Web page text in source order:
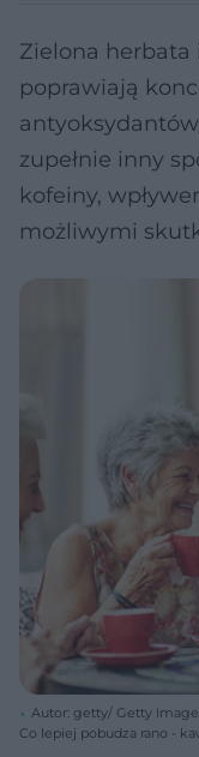
Zielona herbata
poprawiają
zupełnie inny
kofeiny,
możliwymi
Autor: getty/ Getty
Co lepiej pobudza rano -